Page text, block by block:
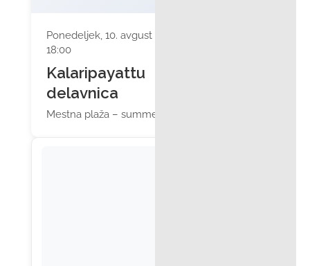
Ponedeljek, 10. avgust 2026 ob
18:00
Kalaripayattu
delavnica
Mestna plaža – summertime bar